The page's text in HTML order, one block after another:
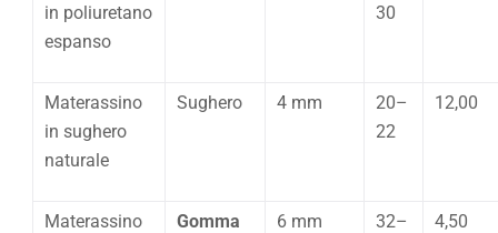
in poliuretano
espanso
30
Materassino
in sughero
naturale
Sughero 4 mm
20–
22
12,00
Materassino
Gomma
6 mm
32–
4,50